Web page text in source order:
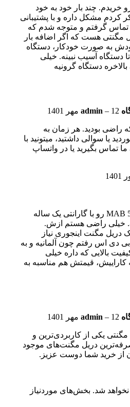
خریدم. چند بار خود به خود
مشکل داره و با پشتیبانی
گرفتم و متوجه شدم که
مگنتی هست که اگر اضافه بار
به صورت خودکار، دستگاه
دستگاه آسیب نبینه. خیلی
دستگاه گرونیه
admin – 12 مهر 1401
راضی بودید. هر زمان به
یا سوالی داشتید، میتونید با
تماس بگیرید یا در واتساپ
دریل مگنت MAB 525SB رو با گارانتی یک ساله
خیلی راضی هستم ازش.
دریل مگنت اینجوری نیاز
دی اس رفتم چون آلمانیه و به
بالایی که داره خیلی
کاراییش، قیمتش هم مناسبه به
admin – 12 مهر 1401
مگنتی یکی از کاربردی‌ترین و
دریل مگنت‌های موجود
از خرید شما دوست عزیز.
شد. بخش‌های موردنیاز